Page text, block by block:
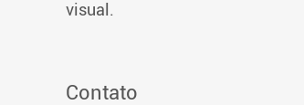
visual.
Contato